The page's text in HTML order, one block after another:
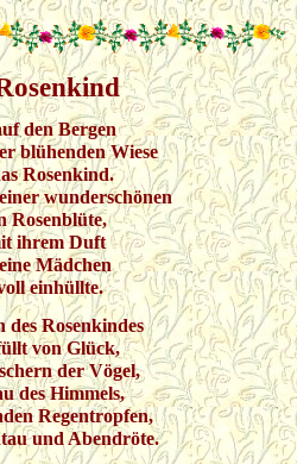
den Bergen
blühenden Wiese
Rosenkind.
wunderschönen
Rosenblüte,
ihrem Duft
Mädchen
einhüllte.
des Rosenkindes
von Glück,
der Vögel,
des Himmels,
Regentropfen,
und Abendröte.